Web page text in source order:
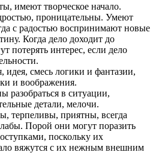
имеют творческое начало.
проницательны. Умеют
с радостью воспринимают новые
Когда дело доходит до
потерять интерес, если дело
идея, смесь логики и фантазии,
и воображения.
разобраться в ситуации,
детали, мелочи.
терпеливы, приятны, всегда
Порой они могут поразить
поскольку их
вяжутся с их нежным внешним